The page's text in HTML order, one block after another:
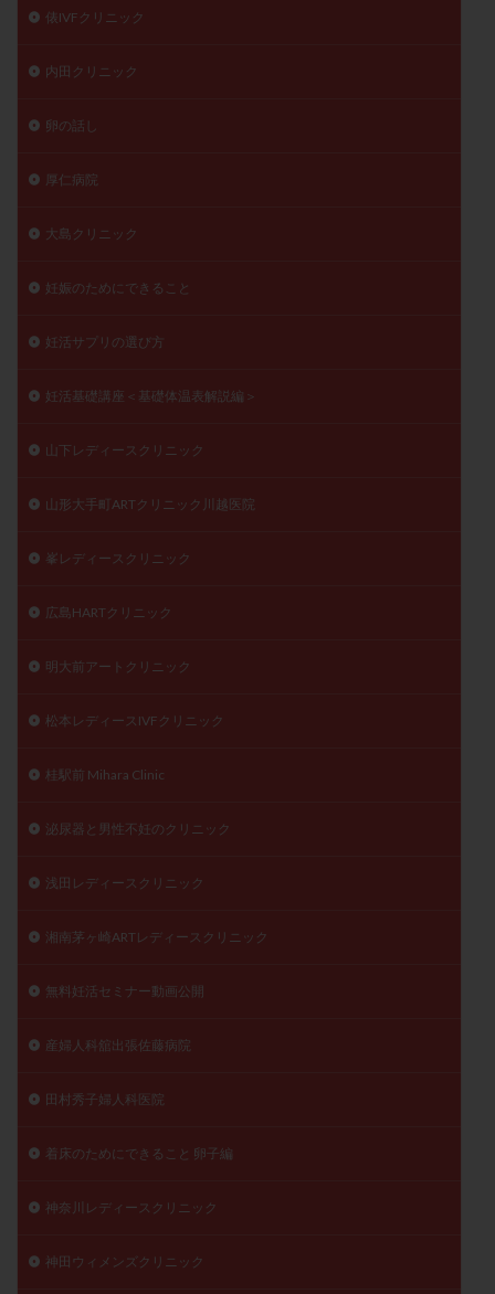
俵IVFクリニック
内田クリニック
卵の話し
厚仁病院
大島クリニック
妊娠のためにできること
妊活サプリの選び方
妊活基礎講座＜基礎体温表解説編＞
山下レディースクリニック
山形大手町ARTクリニック川越医院
峯レディースクリニック
広島HARTクリニック
明大前アートクリニック
松本レディースIVFクリニック
桂駅前 Mihara Clinic
泌尿器と男性不妊のクリニック
浅田レディースクリニック
湘南茅ヶ崎ARTレディースクリニック
無料妊活セミナー動画公開
産婦人科舘出張佐藤病院
田村秀子婦人科医院
着床のためにできること 卵子編
神奈川レディースクリニック
神田ウィメンズクリニック